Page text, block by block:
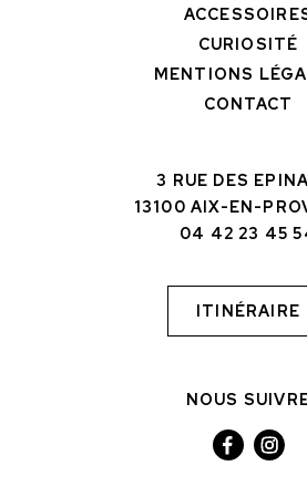
CURIOSITÉ
MENTIONS
CONTACT
3 RUE DES
13100 AIX-EN-
04 42 23 45
ITINÉRAIRE
NOUS